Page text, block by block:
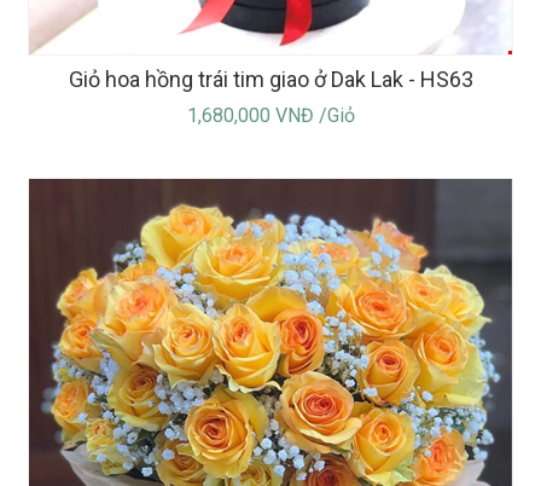
Giỏ hoa hồng trái tim giao ở Dak Lak - HS63
1,680,000 VNĐ /Giỏ